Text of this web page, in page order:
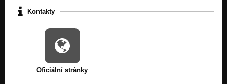
Kontakty
Oficiální stránky